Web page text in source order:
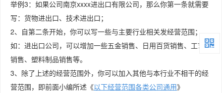
举例3：如果公司南京xxxx进出口有限公司，那么你第一条就需要
写：货物进出口、技术进出口；
2、自第二条开始，你可以写一些与主要行业相关发经营范围；
如：进出口公司，可以增加一些五金销售、日用百货销售、工艺品
销售、塑料制品销售等。
3、除了上述的经营范围外，你可以加入其他与本行业不相干的经
营范围，即前面小编所述《以下经营范围各类公司通用》